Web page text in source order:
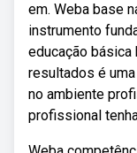
em. Weba base
instrumento
educação básica
resultados é
no ambiente
profissional